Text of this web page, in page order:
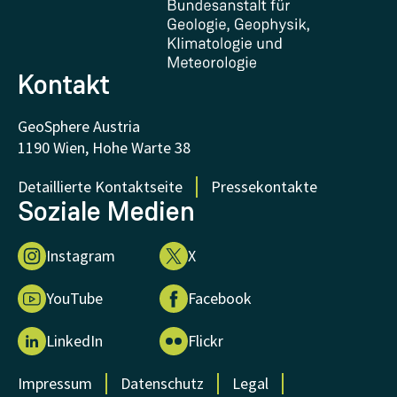
FAQ - Häufig gestellte Fragen
Forschung unterstützen
Kontakt
GeoSphere Austria
1190 Wien, Hohe Warte 38
Detaillierte Kontaktseite
Pressekontakte
Soziale Medien
Instagram X
YouTube Facebook
LinkedIn Flickr
Impressum Datenschutz
Legal